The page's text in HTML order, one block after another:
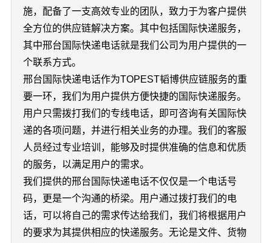
施，配备了一支高效专业的团队，致力于为客户提供
全方位的供应链解决方案。其中包括国际快递服务，
其中邢台国际快递电话就是我们公司为用户提供的一
个联系方式。
邢台国际快递电话作为TOPEST韬博供应链服务的重
要一环，我们为用户提供方便快捷的国际快递服务。
用户只需拨打我们的专线电话，即可咨询有关国际快
递的各项问题，并进行相关业务的办理。我们的客服
人员经过专业培训，能够及时提供准确的信息和优质
的服务，以满足用户的需求。
我们提供的邢台国际快递电话不仅仅是一个电话号
码，更是一个沟通的桥梁。用户通过拨打我们的电
话，可以将自己的需求传达给我们，我们将根据用户
的要求为其提供相应的快递服务。无论是文件、货物